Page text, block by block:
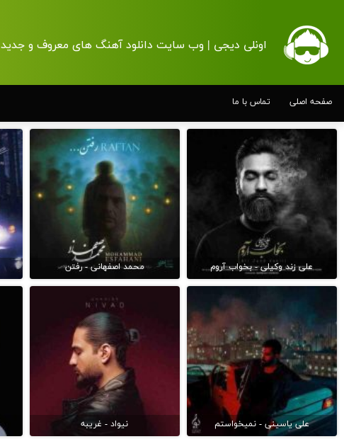
اونلی دیجی | وب سایت دانلود آهنگ های معروف و جدید
صفحه اصلی تماس با ما
علی زند وکیلی - بخواب آروم محمد اصفهانی - رفتن
علی یاسینی - نمیخواستم نیواد - غریبه